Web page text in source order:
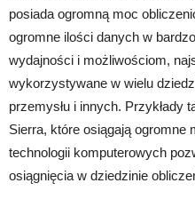
posiada ogromną moc
ogromne ilości danych w
wydajności i możliwościom,
wykorzystywane w wielu
przemysłu i innych. Przykłady
Sierra, które osiągają ogromne
technologii komputerowych
osiągnięcia w dziedzinie